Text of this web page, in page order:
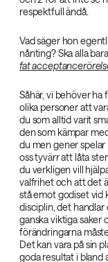
respektfull ändå.
Vad säger hon
nånting? Ska alla
fat
Såhär, vi behöver
olika personer att
du som alltid varit
den som kämpar
du men gener
oss tyvärr att låta
du verkligen vill
valfrihet och att det
stå emot godiset vid
disciplin, det handlar
ganska viktiga saker
förändringarna
Det kan vara på sin
goda resultat i bland